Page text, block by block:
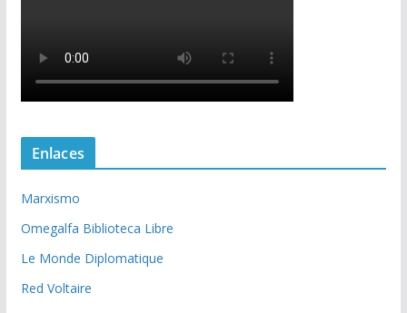
Enlaces
Marxismo
Omegalfa Biblioteca Libre
Le Monde Diplomatique
Red Voltaire